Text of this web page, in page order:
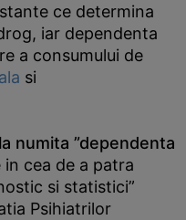
ce determina
iar dependenta
a consumului de
si
numita ”dependenta
cea de a patra
si statistici”
Psihiatrilor